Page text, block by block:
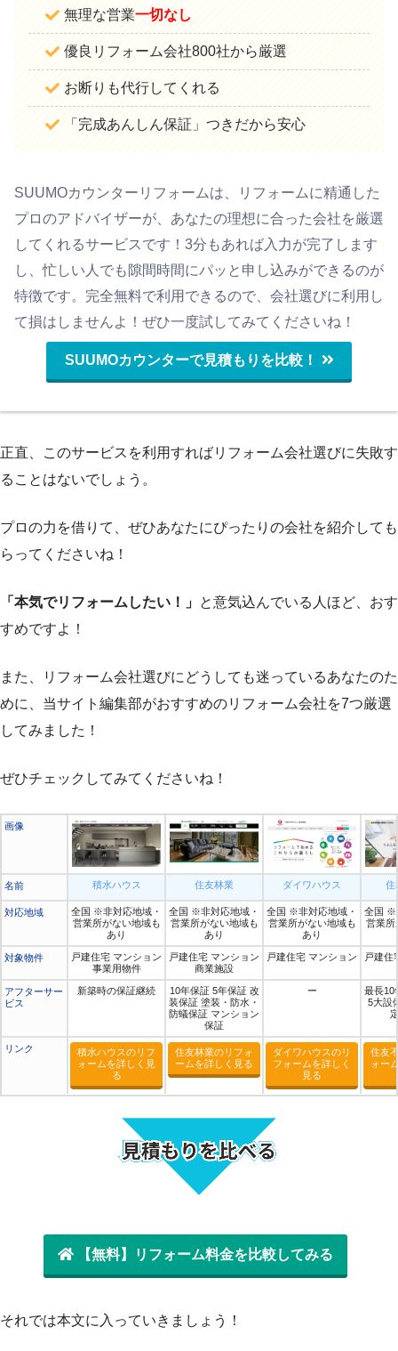
無理な営業一切なし
優良リフォーム会社800社から厳選
お断りも代行してくれる
「完成あんしん保証」つきだから安心
SUUMOカウンターリフォームは、リフォームに精通した
プロのアドバイザーが、あなたの理想に合った会社を厳選
してくれるサービスです！3分もあれば入力が完了します
し、忙しい人でも隙間時間にパッと申し込みができるのが
特徴です。完全無料で利用できるので、会社選びに利用し
て損はしませんよ！ぜひ一度試してみてくださいね！
SUUMOカウンターで見積もりを比較！
正直、このサービスを利用すればリフォーム会社選びに失敗す
ることはないでしょう。
プロの力を借りて、ぜひあなたにぴったりの会社を紹介しても
らってくださいね！
「本気でリフォームしたい！」 と意気込んでいる人ほど、おす
すめですよ！
また、リフォーム会社選びにどうしても迷っているあなたのた
めに、当サイト編集部がおすすめのリフォーム会社を7つ厳選
してみました！
ぜひチェックしてみてくださいね！
画像
名前 積水ハウス 住友林業 ダイワハウス 住
対応地域
全国 ※非対応地域・
営業所がない地域も
あり
全国 ※非対応地域・
営業所がない地域も
あり
全国 ※非対応地域・
営業所がない地域も
あり
全国 ※
営業所
対象物件
戸建住宅 マンション
事業用物件
戸建住宅 マンション
商業施設
戸建住宅 マンション 戸建住
アフターサー
ビス
新築時の保証継続
10年保証 5年保証 改
装保証 塗装・防水・
防蟻保証 マンション
保証
ー
最長10
5大設
リンク
積水ハウスのリフ
ォームを詳しく見
る
住友林業のリフォ
ームを詳しく見る
ダイワハウスのリ
フォームを詳しく
見る
住友
ォー
【無料】リフォーム料金を比較してみる
それでは本文に入っていきましょう！